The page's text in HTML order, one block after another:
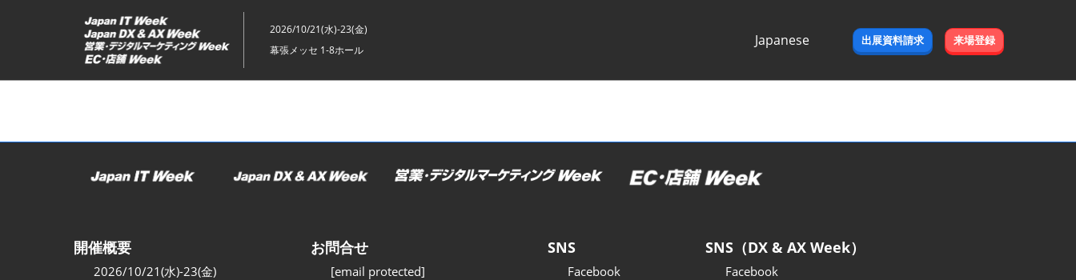
ッ
2026/10/21(水)-23(金)
幕張メッセ 1-8ホール
Japanese
出展資料請求 来場登録
開催概要
2026/10/21(水)-23(金)
お問合せ
[email protected]
SNS
Facebook
SNS（DX & AX Week）
Facebook